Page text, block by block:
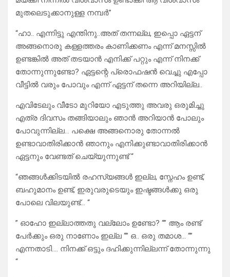
മുതലെടുക്കാനുള്ള നമ്പർ”
“ഹാ.. എന്നിട്ടു എന്തിനു..അത് തന്നല്ല, ഇപ്പൊ ഏട്ടന്
അങ്ങനൊരു കള്ളത്തരം കാണിക്കണം എന്ന് മനസ്സിൽ
ഉണ്ടങ്കിൽ അത് തടയാൻ എനിക്ക് പറ്റും എന്ന് നിനക്ക്
തോന്നുന്നുണ്ടോ? ഏട്ടന്റെ പ്രൊഫഷൻ വെച്ചു എപ്പോ
വീട്ടിൽ വരും പോവും എന്ന് ഏട്ടന് തന്നെ അറിയില്ല..
എവിടേലും വീടോ മുറിയോ എടുത്തു അവരു ഒരുമിച്ചു
എത്ര ദിവസം തങ്ങിയാലും ഞാൻ അറിയാൻ പോലും
പോവുന്നില്ല… പക്ഷെ അങ്ങനൊരു തോന്നൽ
ഉണ്ടാവാതിരിക്കാൻ ഞാനും എനിക്കുണ്ടാവാതിരിക്കാൻ
ഏട്ടനും വേണ്ടത് ചെയ്യുന്നുണ്ട് “
“ഞങ്ങൾക്കിടയിൽ രഹസ്യങ്ങൾ ഇല്ല, സ്നേഹം ഉണ്ട്,
ബഹുമാനം ഉണ്ട്, ഇരുവരുടെയും ഇഷ്ടങ്ങൾക്കു ഒരു
പോലെ വിലയുണ്ട്… “
” ഓഹോ ഇല്ലാത്തതു വല്ലോം ഉണ്ടോ? “” ആം രണ്ട്
പേർക്കും ഒരു നാണോം ഇല്ല “” ഒ.. ഒരു തമാശ… “”
എന്നതാടി…. നിനക്ക് ഒട്ടും ദഹിക്കുന്നില്ലന്ന് തോന്നുന്നു
“